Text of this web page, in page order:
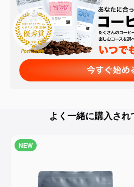
よく一緒に購入さ
NEW